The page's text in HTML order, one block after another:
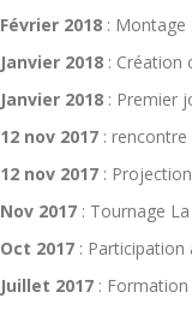
Février 2018 : Montage
Janvier 2018 : Création
Janvier 2018 : Premier
12 nov 2017 :
12 nov 2017 :
Nov 2017 : Tournage
Oct 2017 : Participation
Juillet 2017 :